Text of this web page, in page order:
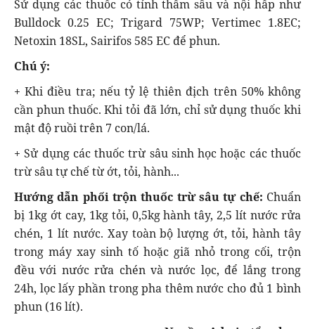
Sử dụng các thuốc có tính thấm sâu và nội hấp như
Bulldock 0.25 EC; Trigard 75WP; Vertimec 1.8EC;
Netoxin 18SL, Sairifos 585 EC để phun.
Chú ý:
+ Khi điều tra; nếu tỷ lệ thiên địch trên 50% không
cần phun thuốc. Khi tỏi đã lớn, chỉ sử dụng thuốc khi
mật độ ruồi trên 7 con/lá.
+ Sử dụng các thuốc trừ sâu sinh học hoặc các thuốc
trừ sâu tự chế từ ớt, tỏi, hành...
Hướng dẫn phối trộn thuốc trừ sâu tự chế: Chuẩn
bị 1kg ớt cay, 1kg tỏi, 0,5kg hành tây, 2,5 lít nước rửa
chén, 1 lít nước. Xay toàn bộ lượng ớt, tỏi, hành tây
trong máy xay sinh tố hoặc giã nhỏ trong cối, trộn
đều với nước rửa chén và nước lọc, để lắng trong
24h, lọc lấy phần trong pha thêm nước cho đủ 1 bình
phun (16 lít).